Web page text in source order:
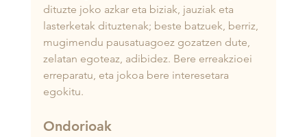
dituzte joko azkar eta biziak, jauziak eta
lasterketak dituztenak; beste batzuek, berriz,
mugimendu pausatuagoez gozatzen dute,
zelatan egoteaz, adibidez. Bere erreakzioei
erreparatu, eta jokoa bere interesetara
egokitu.
Ondorioak